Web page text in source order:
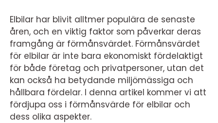
Elbilar har blivit alltmer populära de senaste
åren, och en viktig faktor som påverkar deras
framgång är förmånsvärdet. Förmånsvärdet
för elbilar är inte bara ekonomiskt fördelaktigt
för både företag och privatpersoner, utan det
kan också ha betydande miljömässiga och
hållbara fördelar. I denna artikel kommer vi att
fördjupa oss i förmånsvärde för elbilar och
dess olika aspekter.